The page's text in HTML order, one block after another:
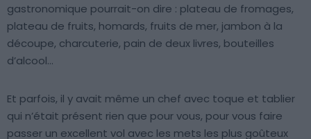
gastronomique pourrait-on dire : plateau de fromages,
plateau de fruits, homards, fruits de mer, jambon à la
découpe, charcuterie, pain de deux livres, bouteilles
d’alcool…
Et parfois, il y avait même un chef avec toque et tablier
qui n’était présent rien que pour vous, pour vous faire
passer un excellent vol avec les mets les plus goûteux